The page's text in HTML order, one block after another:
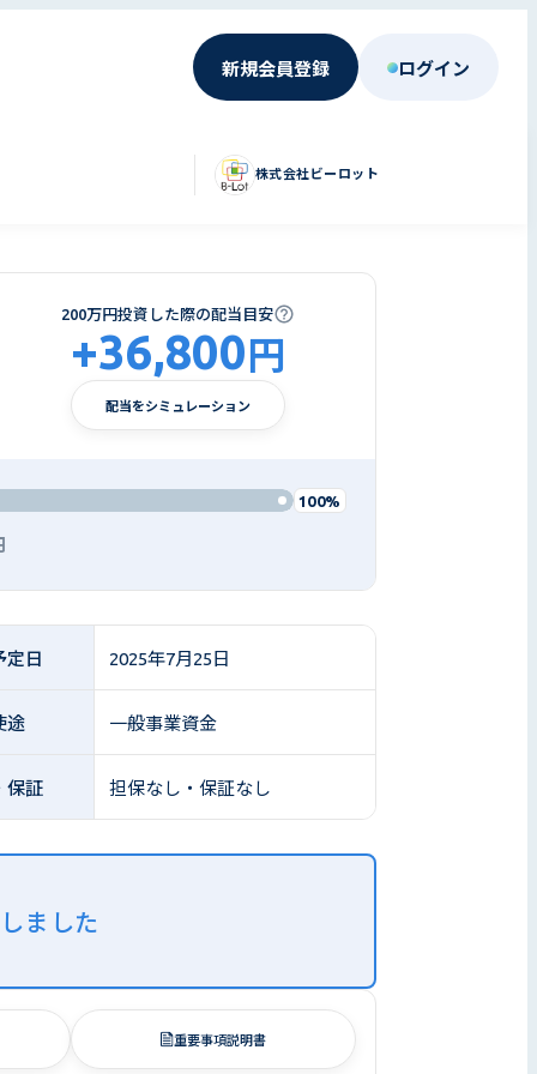
新規会員登録 ログイン
株式会社ビーロット
200万円投資した際の配当目安
+36,800 円
配当をシミュレーション
100%
定日 2025年7月25日
途 一般事業資金
保証 担保なし・保証なし
ました
重要事項説明書